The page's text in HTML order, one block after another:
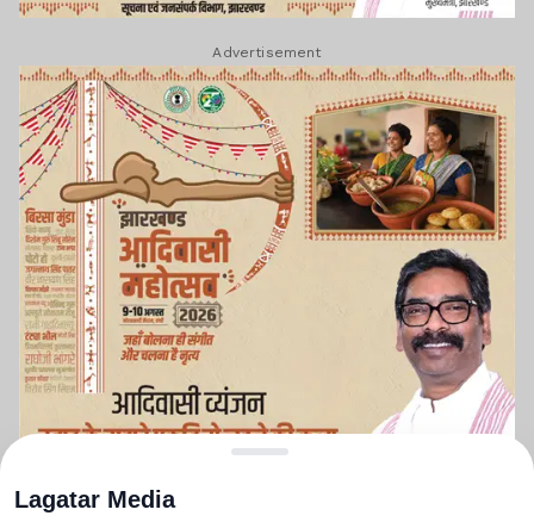
Advertisement
Lagatar Media